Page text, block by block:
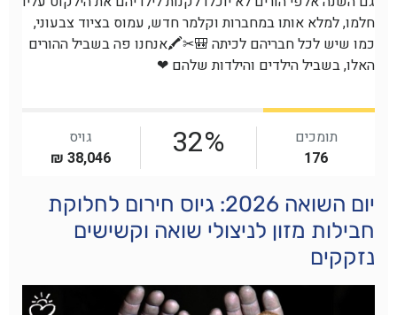
יום השואה 2026: גיוס חירום לחלוקת
חבילות מזון לניצולי שואה וקשישים
נזקקים